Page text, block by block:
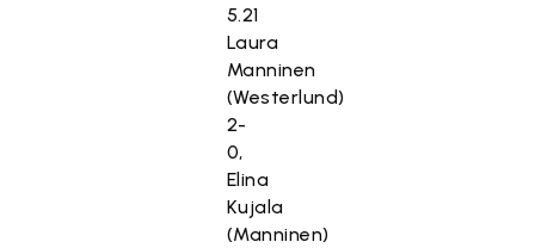
5.21
Laura
Manninen
(Westerlund)
2-
0,
Elina
Kujala
(Manninen)